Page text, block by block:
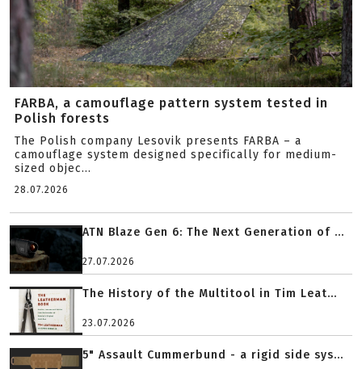
FARBA, a camouflage pattern system tested in
Polish forests
The Polish company Lesovik presents FARBA – a
camouflage system designed specifically for medium-
sized objec...
28.07.2026
ATN Blaze Gen 6: The Next Generation of ...
27.07.2026
The History of the Multitool in Tim Leat...
23.07.2026
5" Assault Cummerbund - a rigid side sys...